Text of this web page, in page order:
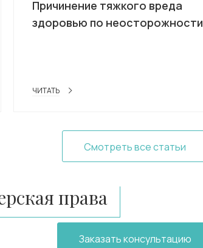
Причинение тяжкого вреда
здоровью по неосторожности
ЧИТАТЬ
Смотреть все статьи
права
Заказать консультацию